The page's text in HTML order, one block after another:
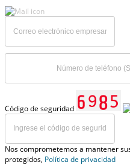
Código de seguridad
Nos comprometemos a mantener
protegidos, Política de privacidad